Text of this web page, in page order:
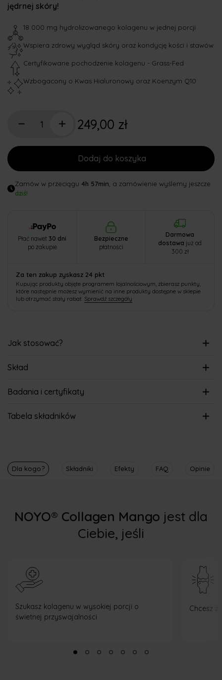
jędrnej skóry!
18 000 mg hydrolizowanego kolagenu w jednej porcji
Wspiera zdrowy wygląd skóry oraz kondycję kości i stawów
Certyfikowane pochodzenie kolagenu - Grass-Fed
Wzbogacony o Kwas Hialuronowy oraz Koenzym Q10
249,00 zł
Dodaj do koszyka
Zamów w przeciągu4h 57min , a zamówienie wyślemy jeszcze
dziś!
Płać nawet 30 dni
po zakupie
Bezpieczne
płatności
Darmowa
dostawa już od
300 zł
Za ten zakup zyskasz 24 pkt
Kupując produkty objęte programem lojalnościowym, zbierasz punkty,
które następnie możesz wymienić na inne produkty dostępne w sklepie
lub otrzymać stały rabat. Sprawdź szczegóły
Jak stosować?
Skład
Badania i certyfikaty
Tabela składników
Dla kogo? Składniki Efekty FAQ Opinie
NOYO® Collagen Mango jest dla
Ciebie, jeśli
Szukasz kolagenu w wysokiej porcji o
świetnej przyswajalności
Chcesz